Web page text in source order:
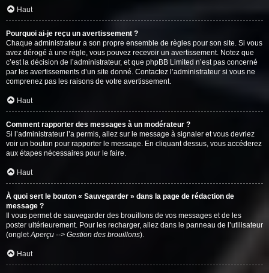
Haut
Pourquoi ai-je reçu un avertissement ?
Chaque administrateur a son propre ensemble de règles pour son site. Si vous
avez dérogé à une règle, vous pouvez recevoir un avertissement. Notez que
c’est la décision de l’administrateur, et que phpBB Limited n’est pas concerné
par les avertissements d’un site donné. Contactez l’administrateur si vous ne
comprenez pas les raisons de votre avertissement.
Haut
Comment rapporter des messages à un modérateur ?
Si l’administrateur l’a permis, allez sur le message à signaler et vous devriez
voir un bouton pour rapporter le message. En cliquant dessus, vous accéderez
aux étapes nécessaires pour le faire.
Haut
À quoi sert le bouton « Sauvegarder » dans la page de rédaction de
message ?
Il vous permet de sauvegarder des brouillons de vos messages et de les
poster ultérieurement. Pour les recharger, allez dans le panneau de l’utilisateur
(ongletAperçu --> Gestion des brouillons).
Haut